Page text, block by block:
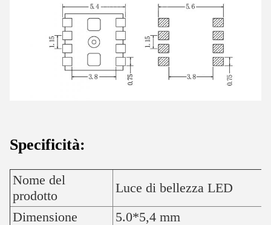
Specificità:
Nome del
prodotto
Luce di bellezza LED
Dimensione
5.0*5,4 mm